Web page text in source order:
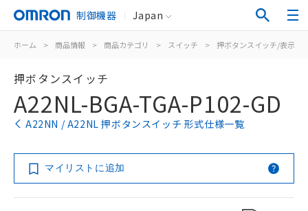
制御機器 Japan
ホーム > 商品情報 > 商品カテゴリ > スイッチ > 押ボタンスイッチ/表示灯
押ボタンスイッチ
A22NL-BGA-TGA-P102-GD
A22NN / A22NL 押ボタンスイッチ 形式仕様一覧
マイリストに追加